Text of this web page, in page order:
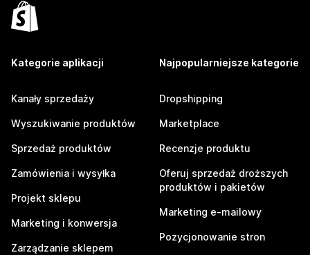
Kategorie aplikacji
Kanały sprzedaży
Wyszukiwanie produktów
Sprzedaż produktów
Zamówienia i wysyłka
Projekt sklepu
Marketing i konwersja
Zarządzanie sklepem
Najpopularniejsze kategorie
Dropshipping
Marketplace
Recenzje produktu
Oferuj sprzedaż droższych
produktów i pakietów
Marketing e-mailowy
Pozycjonowanie stron